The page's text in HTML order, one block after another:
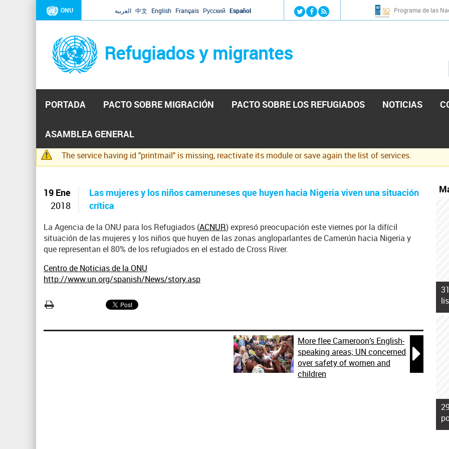
Jump to navigation
ONU العربية 中文 English Français Русский Español Programa de las
Refugiados y migrantes
PORTADA PACTO SOBRE MIGRACIÓN PACTO SOBRE LOS REFUGIADOS NOTICIAS
ASAMBLEA GENERAL
Se
encuentra
usted
aquí
Mensaje
advertencia
The service having id "printmail" is missing, reactivate its module or save again the list of services.
19 Ene
2018
Las mujeres y los niños cameruneses que huyen hacia Nigeria viven una situación
crítica
La Agencia de la ONU para los Refugiados (ACNUR) expresó preocupación este viernes por la difícil
situación de las mujeres y los niños que huyen de las zonas angloparlantes de Camerún hacia Nigeria y
que representan el 80% de los refugiados en el estado de Cross River.
Centro de Noticias de la ONU
http://www.un.org/spanish/News/story.asp

More flee Cameroon’s English-
speaking areas; UN concerned
over safety of women and
children